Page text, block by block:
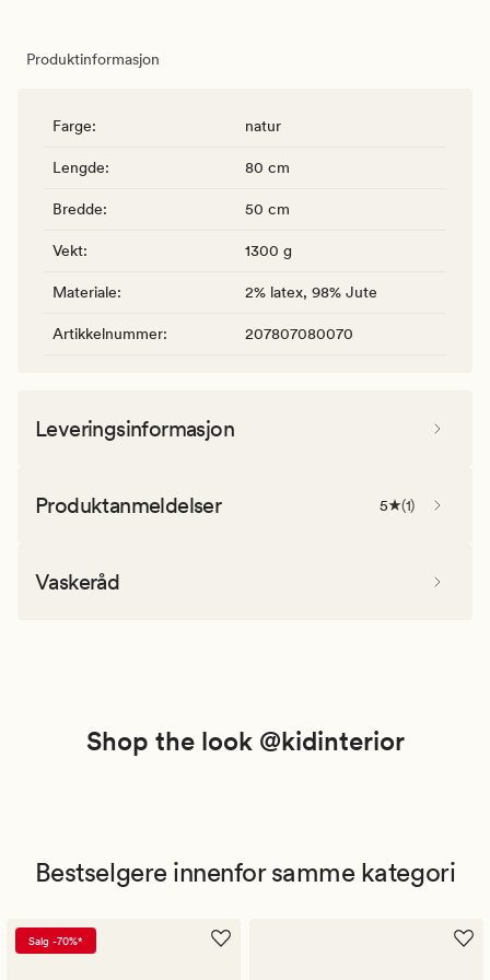
Produktinformasjon
Farge: natur
Lengde: 80 cm
Bredde: 50 cm
Vekt: 1300 g
Materiale: 2% latex, 98% Jute
Artikkelnummer: 207807080070
Leveringsinformasjon
Produktanmeldelser 5 (1)
Vaskeråd
Shop the look @kidinterior
Bestselgere innenfor samme kategori
Salg -70%*